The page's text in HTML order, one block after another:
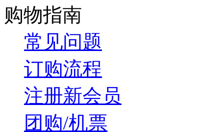
购物指南
常见问题
订购流程
注册新会员
团购/机票